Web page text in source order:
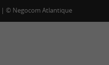
© Negocom Atlantique